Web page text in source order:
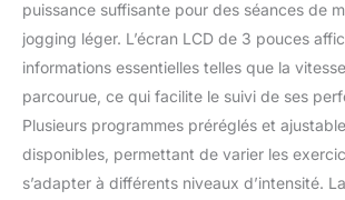
puissance suffisante pour des séances de
jogging léger. L’écran LCD de 3 pouces
informations essentielles telles que la
parcourue, ce qui facilite le suivi de ses
Plusieurs programmes préréglés et
disponibles, permettant de varier les
s’adapter à différents niveaux d’intensité.